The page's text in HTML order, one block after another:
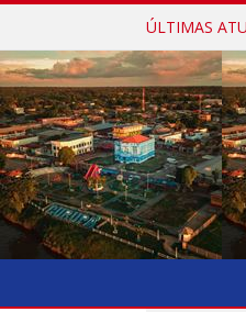
ÚLTIMAS